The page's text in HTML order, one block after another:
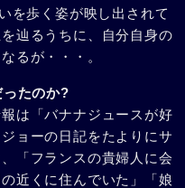
を歩く姿が映し出されて
辿るうちに、自分自身の
るが・・・。
たのか?
は「バナナジュースが好
ョーの日記をたよりにサ
「フランスの貴婦人に会
近くに住んでいた」「娘